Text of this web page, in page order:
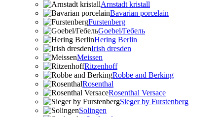
Arnstadt kristall
Bavarian porcelain
Furstenberg
Goebel/Гебель
Hering Berlin
Irish dresden
Meissen
Ritzenhoff
Robbe and Berking
Rosenthal
Rosenthal Versace
Sieger by Furstenberg
Solingen